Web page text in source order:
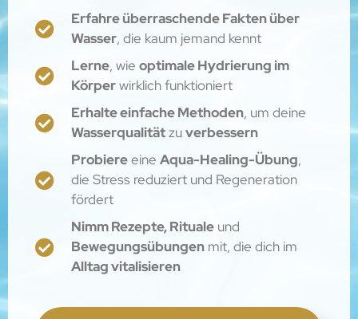
Erfahre überraschende Fakten über
Wasser, die kaum jemand kennt
Lerne, wieoptimale Hydrierung im
Körperwirklich funktioniert
Erhalte einfache Methoden, um deine
Wasserqualitätzuverbessern
ProbiereeineAqua-Healing-Übung,
die Stress reduziert und Regeneration
fördert
Nimm Rezepte, Rituale und
Bewegungsübungen mit, die dich im
Alltag vitalisieren